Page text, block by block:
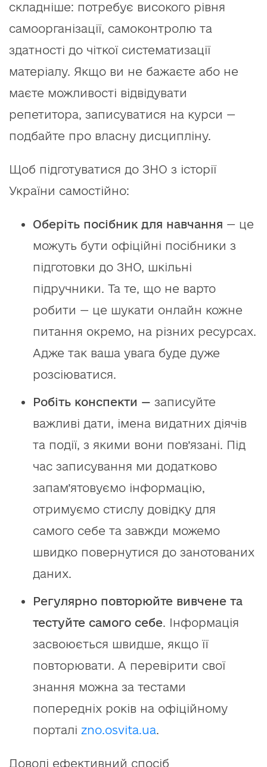
складніше: потребує високого рівня
самоорганізації, самоконтролю та
здатності до чіткої систематизації
матеріалу. Якщо ви не бажаєте або не
маєте можливості відвідувати
репетитора, записуватися на курси —
подбайте про власну дисципліну.
Щоб підготуватися до ЗНО з історії
України самостійно:
Оберіть посібник для навчання — це
можуть бути офіційні посібники з
підготовки до ЗНО, шкільні
підручники. Та те, що не варто
робити — це шукати онлайн кожне
питання окремо, на різних ресурсах.
Адже так ваша увага буде дуже
розсіюватися.
Робіть конспекти — записуйте
важливі дати, імена видатних діячів
та події, з якими вони пов’язані. Під
час записування ми додатково
запам’ятовуємо інформацію,
отримуємо стислу довідку для
самого себе та завжди можемо
швидко повернутися до занотованих
даних.
Регулярно повторюйте вивчене та
тестуйте самого себе. Інформація
засвоюється швидше, якщо її
повторювати. А перевірити свої
знання можна за тестами
попередніх років на офіційному
порталі zno.osvita.ua.
Доволі ефективний спосіб